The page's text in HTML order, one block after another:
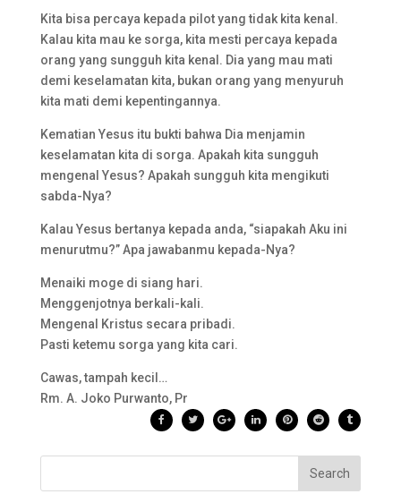
Kita bisa percaya kepada pilot yang tidak kita kenal.
Kalau kita mau ke sorga, kita mesti percaya kepada
orang yang sungguh kita kenal. Dia yang mau mati
demi keselamatan kita, bukan orang yang menyuruh
kita mati demi kepentingannya.
Kematian Yesus itu bukti bahwa Dia menjamin
keselamatan kita di sorga. Apakah kita sungguh
mengenal Yesus? Apakah sungguh kita mengikuti
sabda-Nya?
Kalau Yesus bertanya kepada anda, “siapakah Aku ini
menurutmu?” Apa jawabanmu kepada-Nya?
Menaiki moge di siang hari.
Menggenjotnya berkali-kali.
Mengenal Kristus secara pribadi.
Pasti ketemu sorga yang kita cari.
Cawas, tampah kecil…
Rm. A. Joko Purwanto, Pr